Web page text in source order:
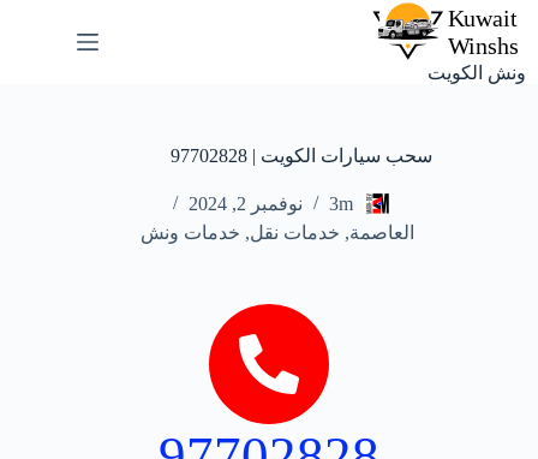
ونش الكويت
سحب سيارات الكويت | 97702828
3m
نوفمبر 2, 2024
العاصمة, خدمات نقل, خدمات ونش